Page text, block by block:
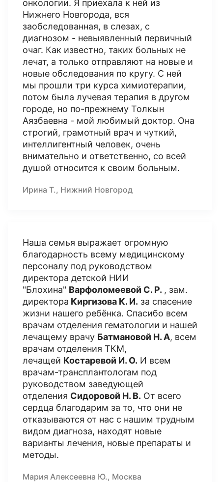
онкологии. Я приехала к ней из
Нижнего Новгорода, вся
заобследованная, в слезах, с
диагнозом - невыявленный первичный
очаг. Как известно, таких больных не
лечат, а только отправляют на новые и
новые обследования по кругу. С ней
мы прошли три курса химиотерапии,
потом была лучевая терапия в другом
городе, но по-прежнему Толкын
Аязбаевна - мой любимый доктор. Она
строгий, грамотный врач и чуткий,
интеллигентный человек, очень
внимательно и ответственно, со всей
душой относится к своим больным.
Ирина Т., Нижний Новгород
Наша семья выражает огромную
благодарность всему медицинскому
персоналу под руководством
директора детской НИИ
"Блохина" Варфоломеевой С. Р. , зам.
директора Киргизова К. И. за спасение
жизни нашего ребёнка. Спасибо всем
врачам отделения гематологии и нашей
лечащему врачу Батмановой Н. А, всем
врачам отделения ТКМ,
лечащей Костаревой И. О. И всем
врачам-трансплантологам под
руководством заведующей
отделения Сидоровой Н. В. От всего
сердца благодарим за то, что они не
отказываются от нас с нашим трудным
видом диагноза, находят новые
варианты лечения, новые препараты и
методы.
Мария Алексеевна Ю., Москва